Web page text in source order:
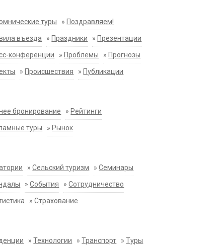
туры » Поздравляем!
въезда » Праздники » Презентации
конференции » Проблемы » Прогнозы
» Происшествия » Публикации
бронирование » Рейтинги
туры » Рынок
»Сельский туризм »Семинары
»События »Сотрудничество
»Страхование
»Технологии »Транспорт »Туры